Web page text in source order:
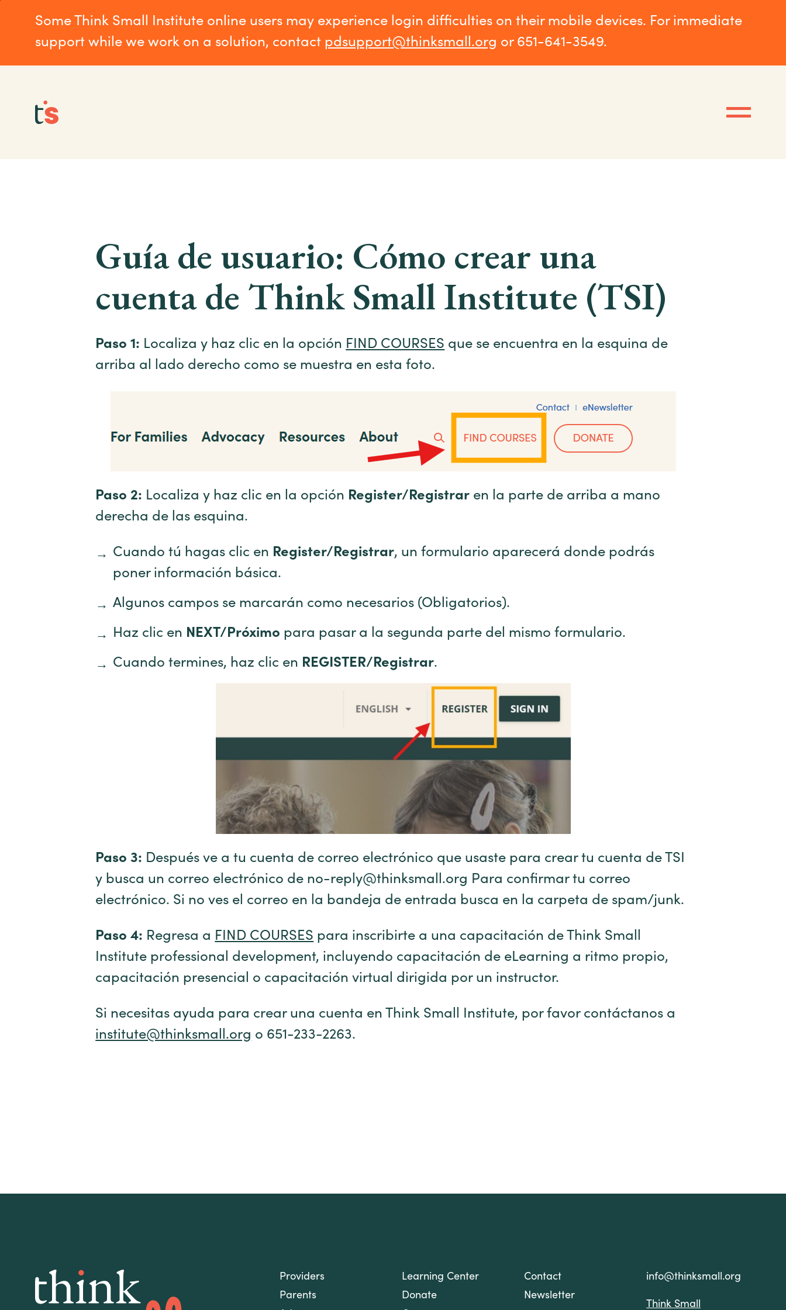
Some Think Small Institute online users may experience login difficulties on their mobile devices. For immediate
support while we work on a solution, contact pdsupport@thinksmall.org or 651-641-3549.
Guía de usuario: Cómo crear una
cuenta de Think Small Institute (TSI)
Paso 1: Localiza y haz clic en la opción FIND COURSES que se encuentra en la esquina de
arriba al lado derecho como se muestra en esta foto.
Paso 2: Localiza y haz clic en la opción Register/Registrar en la parte de arriba a mano
derecha de las esquina.
Cuando tú hagas clic en Register/Registrar, un formulario aparecerá donde podrás
poner información básica.
Algunos campos se marcarán como necesarios (Obligatorios).
Haz clic en NEXT/Próximo para pasar a la segunda parte del mismo formulario.
Cuando termines, haz clic en REGISTER/Registrar.
Paso 3: Después ve a tu cuenta de correo electrónico que usaste para crear tu cuenta de TSI
y busca un correo electrónico de no-reply@thinksmall.org Para confirmar tu correo
electrónico. Si no ves el correo en la bandeja de entrada busca en la carpeta de spam/junk.
Paso 4: Regresa a FIND COURSES para inscribirte a una capacitación de Think Small
Institute professional development, incluyendo capacitación de eLearning a ritmo propio,
capacitación presencial o capacitación virtual dirigida por un instructor.
Si necesitas ayuda para crear una cuenta en Think Small Institute, por favor contáctanos a
institute@thinksmall.org o 651-233-2263.
Providers
Parents
Learning Center
Donate
Contact
Newsletter
info@thinksmall.org
Think Small